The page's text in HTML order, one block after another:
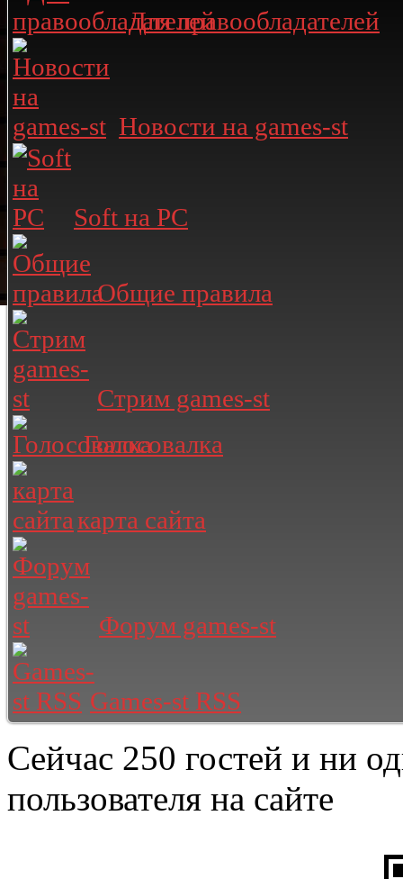
Для правообладателей
Новости на games-st
Soft на PC
Общие правила
Стрим games-st
Голосовалка
карта сайта
Форум games-st
Games-st RSS
Сейчас 250 гостей и ни
пользователя на сайте